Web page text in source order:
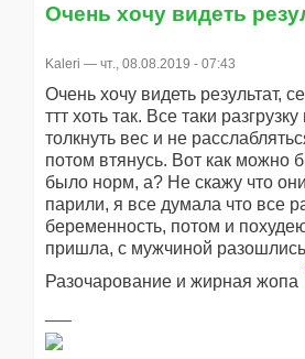
Очень хочу видеть
Kaleri — чт., 08.08.2019 - 07:43
Очень хочу видеть результат,
ттт хоть так. Все таки
толкнуть вес и не
потом втянусь. Вот как можно
было норм, а? Не скажу что
парили, я все думала что все
беременность, потом и
пришла, с мужчиной
Разочарование и жирная жопа